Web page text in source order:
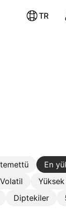
TR
En
Diptekiler